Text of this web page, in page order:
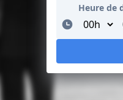
Heure de
Minutes